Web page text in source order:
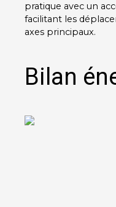
pratique avec un
facilitant les
axes principaux.
Bilan